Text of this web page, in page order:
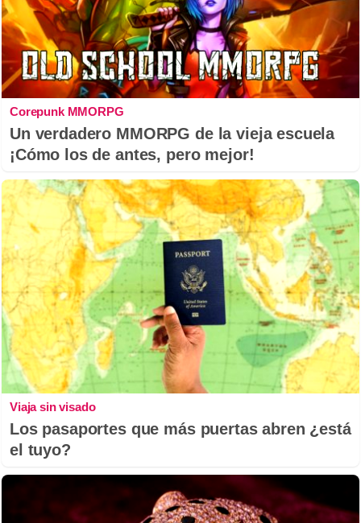
Corepunk MMORPG
Un verdadero MMORPG de la vieja escuela
¡Cómo los de antes, pero mejor!
Viaja sin visado
Los pasaportes que más puertas abren ¿está
el tuyo?